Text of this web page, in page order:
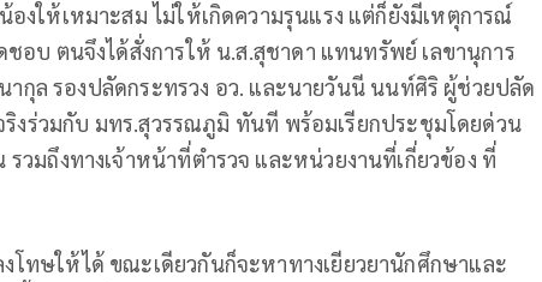
งให้เหมาะสม ไม่ให้เกิดความรุนแรง แต่ก็ยังมีเหตุการณ์
อบ ตนจึงได้สั่งการให้ น.ส.สุชาดา แทนทรัพย์ เลขานุการ
กุล รองปลัดกระทรวง อว. และนายวันนี นนท์ศิริ ผู้ช่วยปลัด
ริงร่วมกับ มทร.สุวรรณภูมิ ทันที พร้อมเรียกประชุมโดยด่วน
วมถึงทางเจ้าหน้าที่ตำรวจ และหน่วยงานที่เกี่ยวข้อง ที่
โทษให้ได้ ขณะเดียวกันก็จะหาทางเยียวยานักศึกษาและ